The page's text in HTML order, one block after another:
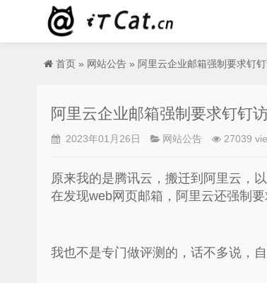
首页 » 网站公告 » 阿里云企业邮箱强制要求钉
阿里云企业邮箱强制要求钉钉
2023年01月26日 网站公告 27039
原来我的是腾讯云，搬迁到阿里云，
在发现web网页邮箱，阿里云还强制
我也不是专门做评测的，话不多说，自